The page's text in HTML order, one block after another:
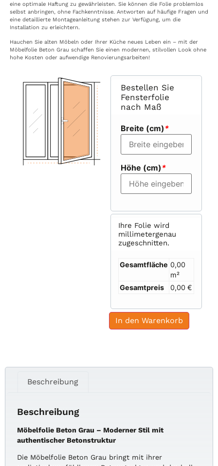
eine optimale Haftung zu gewährleisten. Sie können die Folie problemlos
selbst anbringen, ohne Fachkenntnisse. Antworten auf häufige Fragen und
eine detaillierte Montageanleitung stehen zur Verfügung, um die
Installation zu erleichtern.
Hauchen Sie alten Möbeln oder Ihrer Küche neues Leben ein – mit der
Möbelfolie Beton Grau schaffen Sie einen modernen, stilvollen Look ohne
hohe Kosten oder aufwendige Renovierungsarbeiten!
Bestellen Sie
Fensterfolie
nach Maß
Breite (cm) *
Höhe (cm) *
Ihre Folie wird
millimetergenau
zugeschnitten.
Gesamtfläche 0,00
m²
Gesamtpreis
0,00 €
In den Warenkorb
Beschreibung
Beschreibung
Möbelfolie Beton Grau – Moderner Stil mit
authentischer Betonstruktur
Die Möbelfolie Beton Grau bringt mit ihrer